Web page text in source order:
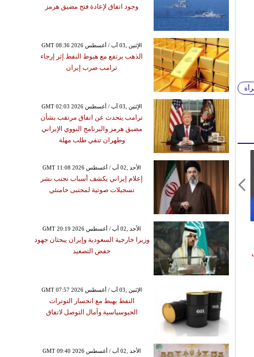
وجود اتفاق لإعادة فتح مضيق هرمز
GMT 08:36 2026 الإثنين ,03 آب / أغسطس
الذهب يرتفع مع هبوط النفط إثر إرجاء
ترامب ضرب إيران
GMT 02:03 2026 الإثنين ,03 آب / أغسطس
ترامب يتحدث عن اتفاق مرتقب بشأن
مضيق هرمز والبرنامج النووي الإيراني
وطهران تنفي طلب مهلة
GMT 11:08 2026 الأحد ,02 آب / أغسطس
إعلام إيراني يكشف أسباب تجنب نشر
تسجيلات صوتية لمجتبى خامنئي
GMT 20:19 2026 الأحد ,02 آب / أغسطس
وزيرا خارجية السعودية وإيران يبحثان جهود
خفض التصعيد
GMT 07:57 2026 الإثنين ,03 آب / أغسطس
النفط يهبط مع انحسار التوترات
الجيوسياسية وآمال التوصل لاتفاق
GMT 09:40 2026 الأحد ,02 آب / أغسطس